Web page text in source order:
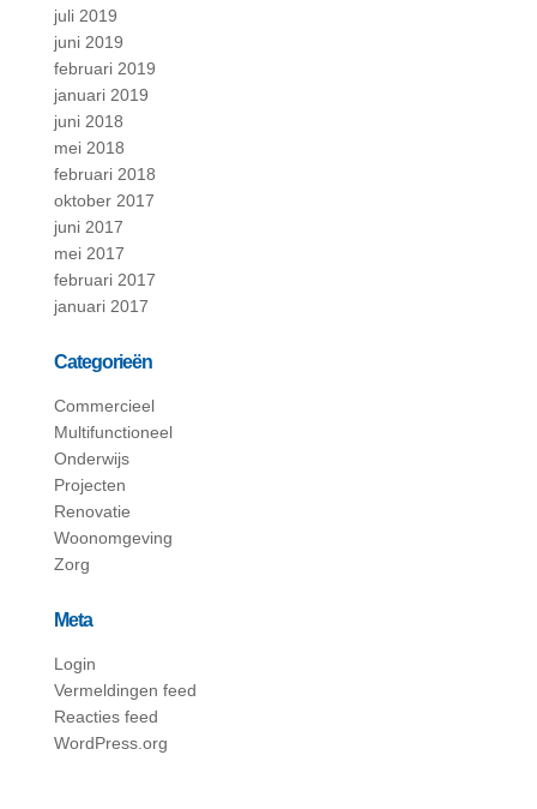
juli 2019
juni 2019
februari 2019
januari 2019
juni 2018
mei 2018
februari 2018
oktober 2017
juni 2017
mei 2017
februari 2017
januari 2017
Categorieën
Commercieel
Multifunctioneel
Onderwijs
Projecten
Renovatie
Woonomgeving
Zorg
Meta
Login
Vermeldingen feed
Reacties feed
WordPress.org